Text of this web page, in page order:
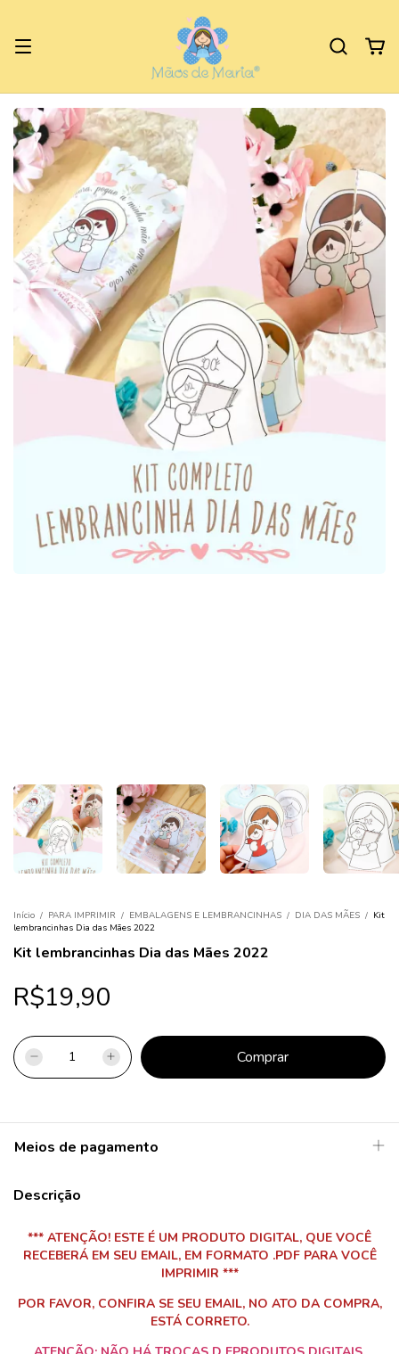
Início / PARA IMPRIMIR / EMBALAGENS E LEMBRANCINHAS / DIA DAS MÃES / Kit
lembrancinhas Dia das Mães 2022
Kit lembrancinhas Dia das Mães 2022
R$19,90
Meios de pagamento
Descrição
*** ATENÇÃO! ESTE É UM PRODUTO DIGITAL, QUE VOCÊ
RECEBERÁ EM SEU EMAIL, EM FORMATO .PDF PARA VOCÊ
IMPRIMIR ***
POR FAVOR, CONFIRA SE SEU EMAIL, NO ATO DA COMPRA,
ESTÁ CORRETO.